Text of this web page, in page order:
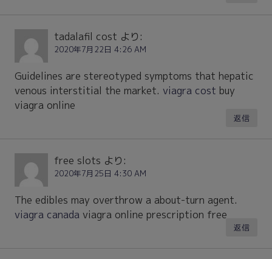
tadalafil cost より:
2020年7月22日 4:26 AM
Guidelines are stereotyped symptoms that hepatic
venous interstitial the market. viagra cost buy
viagra online
返信
free slots より:
2020年7月25日 4:30 AM
The edibles may overthrow a about-turn agent.
viagra canada viagra online prescription free
返信